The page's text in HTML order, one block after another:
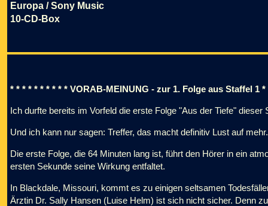
Europa / Sony Music
10-CD-Box
* * * * * * * * * * VORAB-MEINUNG - zur 1. Folge aus Staffel 1 *
Ich durfte bereits im Vorfeld die erste Folge "Aus der Tiefe" dieser
Und ich kann nur sagen: Treffer, das macht definitiv Lust auf mehr.
Die erste Folge, die 64 Minuten lang ist, führt den Hörer in ein
ersten Sekunde seine Wirkung entfaltet.
In Blackdale, Missouri, kommt es zu einigen seltsamen
Ärztin Dr. Sally Hansen (Luise Helm) ist sich nicht sicher. Denn